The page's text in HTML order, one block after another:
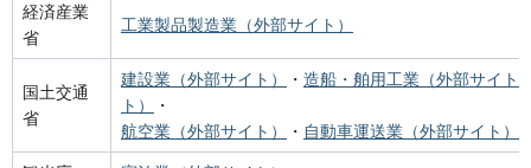
経済産業
省
工業製品製造業（外部サイト）
国土交通
省
建設業（外部サイト） ・ 造船・舶用工業（外部サイト
ト）
・
航空業（外部サイト）
・ 自動車運送業（外部サイト）